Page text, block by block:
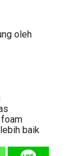
oleh
baik